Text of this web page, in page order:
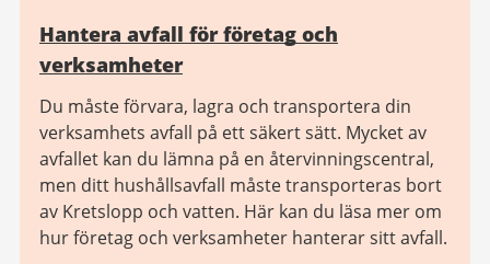
Hantera avfall för företag och
verksamheter
Du måste förvara, lagra och transportera din
verksamhets avfall på ett säkert sätt. Mycket av
avfallet kan du lämna på en återvinningscentral,
men ditt hushållsavfall måste transporteras bort
av Kretslopp och vatten. Här kan du läsa mer om
hur företag och verksamheter hanterar sitt avfall.